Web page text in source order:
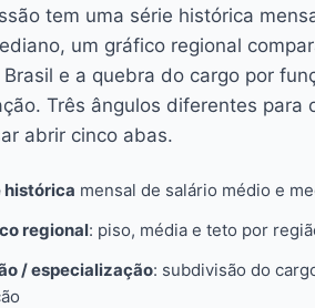
tem uma série histórica
um gráfico regional
e a quebra do cargo por
Três ângulos diferentes para
abrir cinco abas.
histórica mensal de salário médio e
regional: piso, média e teto por
/ especialização: subdivisão do